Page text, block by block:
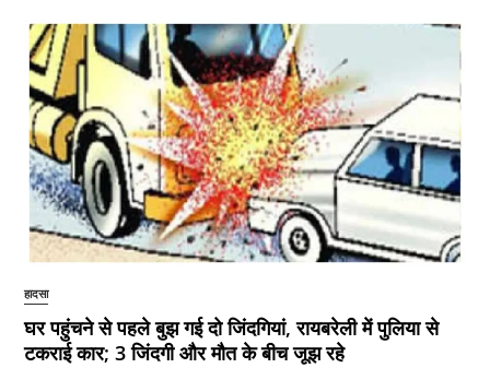
हादसा
घर पहुंचने से पहले बुझ गई दो जिंदगियां, रायबरेली में पुलिया से
टकराई कार; 3 जिंदगी और मौत के बीच जूझ रहे